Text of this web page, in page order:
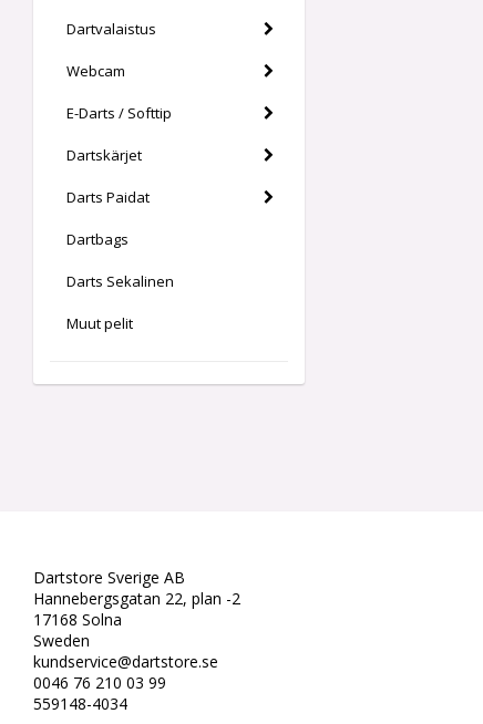
Dartvalaistus
Webcam
E-Darts / Softtip
Dartskärjet
Darts Paidat
Dartbags
Darts Sekalinen
Muut pelit
Dartstore Sverige AB
Hannebergsgatan 22, plan -2
17168 Solna
Sweden
kundservice@dartstore.se
0046 76 210 03 99
559148-4034